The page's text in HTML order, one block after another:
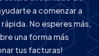
a comenzar a
No esperes más,
una forma más
tus facturas!